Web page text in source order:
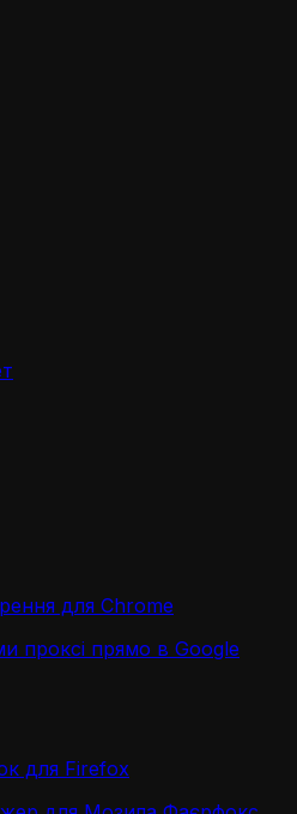
для Chrome
проксі прямо в Google
для Firefox